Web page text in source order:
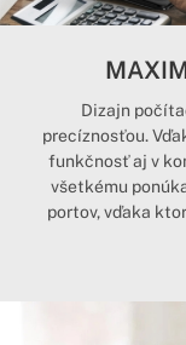
Dizajn
precíznosťou.
funkčnosť aj v
všetkému
portov, vďaka